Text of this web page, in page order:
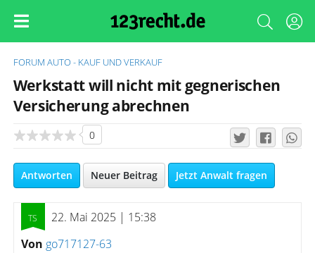
FORUM AUTO - KAUF UND VERKAUF
Werkstatt will nicht mit gegnerischen
Versicherung abrechnen
0
Antworten Neuer Beitrag Jetzt Anwalt fragen
22. Mai 2025 | 15:38
Von go717127-63